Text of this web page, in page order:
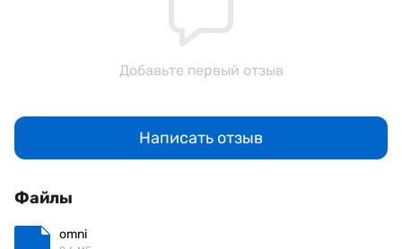
Добавьте первый отзыв
Написать отзыв
Файлы
omni